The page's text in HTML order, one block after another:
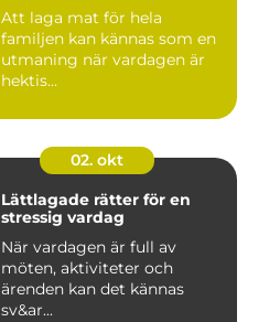
Att laga mat för hela
familjen kan kännas som en
utmaning när vardagen är
hektis...
02. okt
Lättlagade rätter för en
stressig vardag
När vardagen är full av
möten, aktiviteter och
ärenden kan det kännas
sv&ar...